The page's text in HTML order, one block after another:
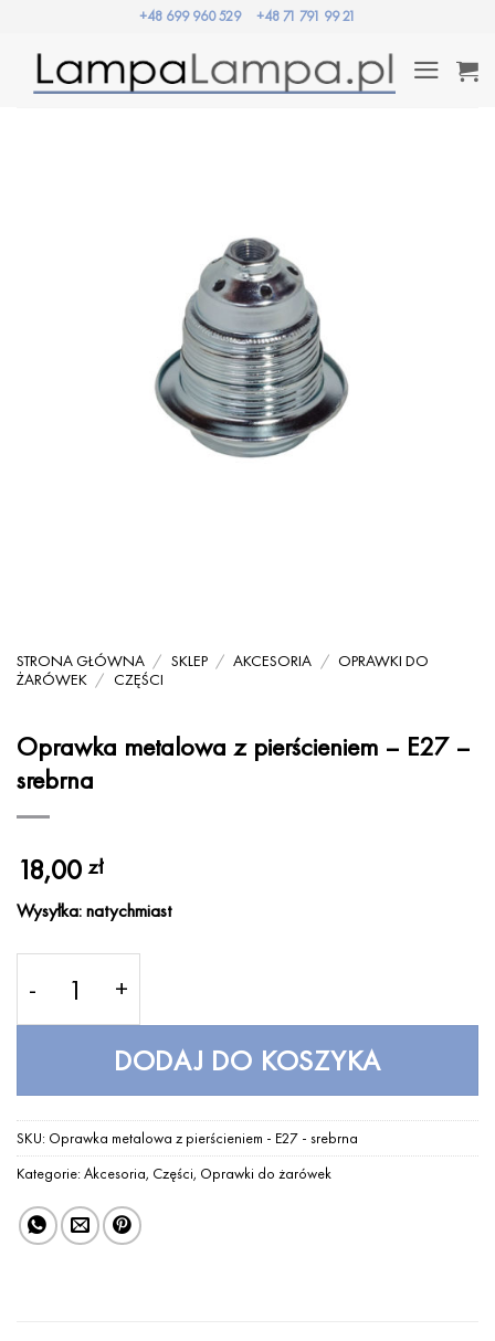
zawartości
+48 699 960 529 +48 71 791 99 21
STRONA GŁÓWNA / SKLEP / AKCESORIA / OPRAWKI DO
ŻARÓWEK / CZĘŚCI
Oprawka metalowa z pierścieniem – E27 –
srebrna
18,00zł
Wysyłka: natychmiast
DODAJ DO KOSZYKA
SKU: Oprawka metalowa z pierścieniem - E27 - srebrna
Kategorie: Akcesoria, Części, Oprawki do żarówek